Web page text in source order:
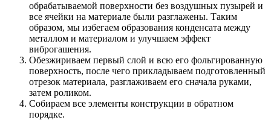
обрабатываемой поверхности без воздушных пузырей и
все ячейки на материале были разглажены. Таким
образом, мы избегаем образования конденсата между
металлом и материалом и улучшаем эффект
виброгашения.
Обезжириваем первый слой и всю его фольгированную
поверхность, после чего прикладываем подготовленный
отрезок материала, разглаживаем его сначала руками,
затем роликом.
Собираем все элементы конструкции в обратном
порядке.